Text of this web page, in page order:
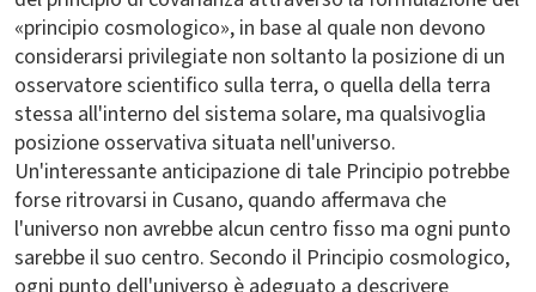
«principio cosmologico», in base al quale non devono
considerarsi privilegiate non soltanto la posizione di un
osservatore scientifico sulla terra, o quella della terra
stessa all'interno del sistema solare, ma qualsivoglia
posizione osservativa situata nell'universo.
Un'interessante anticipazione di tale Principio potrebbe
forse ritrovarsi in Cusano, quando affermava che
l'universo non avrebbe alcun centro fisso ma ogni punto
sarebbe il suo centro. Secondo il Principio cosmologico,